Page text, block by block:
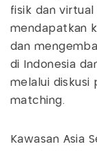
fisik dan
mendapatkan
dan
di Indonesia
melalui diskusi
matching.
Kawasan Asia